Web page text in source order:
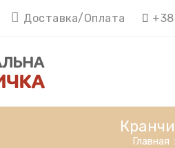
Доставка/Оплата
Главная